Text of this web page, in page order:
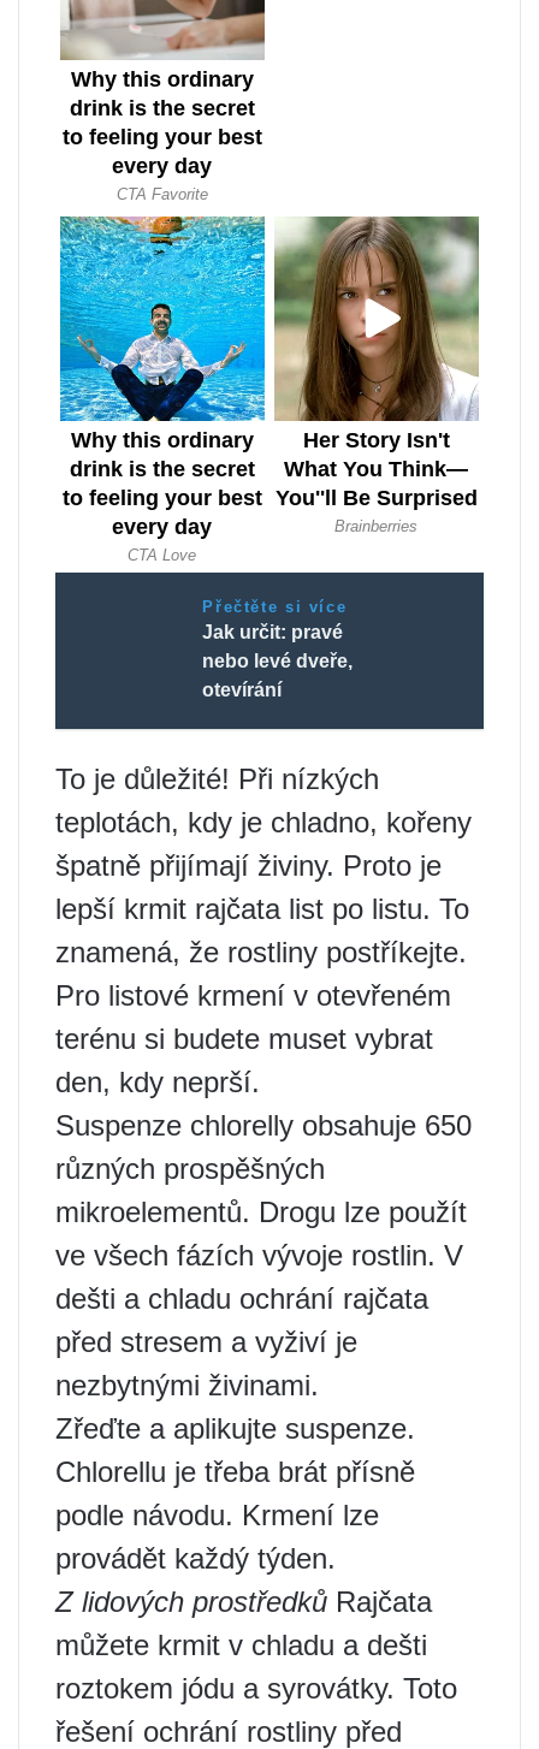
Přečtěte si více
Jak určit: pravé
nebo levé dveře,
otevírání
To je důležité! Při nízkých
teplotách, kdy je chladno, kořeny
špatně přijímají živiny. Proto je
lepší krmit rajčata list po listu. To
znamená, že rostliny postříkejte.
Pro listové krmení v otevřeném
terénu si budete muset vybrat
den, kdy neprší.
Suspenze chlorelly obsahuje 650
různých prospěšných
mikroelementů. Drogu lze použít
ve všech fázích vývoje rostlin. V
dešti a chladu ochrání rajčata
před stresem a vyživí je
nezbytnými živinami.
Zřeďte a aplikujte suspenze.
Chlorellu je třeba brát přísně
podle návodu. Krmení lze
provádět každý týden.
Z lidových prostředků Rajčata
můžete krmit v chladu a dešti
roztokem jódu a syrovátky. Toto
řešení ochrání rostliny před